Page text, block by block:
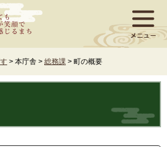
> 本庁舎 > 総務課 > 町の概要